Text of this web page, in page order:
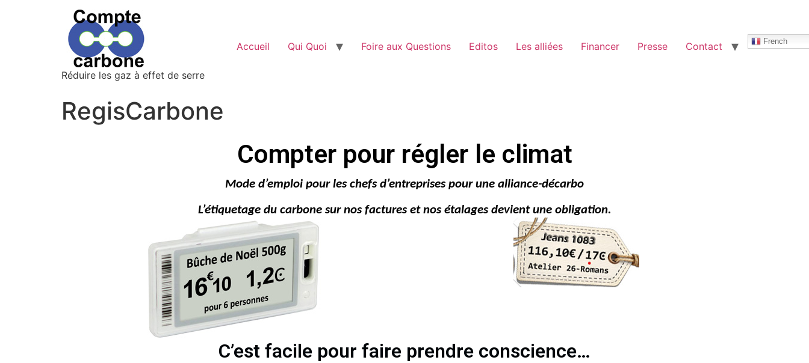
Réduire les gaz à effet de serre
Accueil Qui Quoi Foire aux Questions Editos Les alliées Financer Presse Contact French
RegisCarbone
Compter pour régler le climat
Mode d’emploi pour les chefs d’entreprises pour une alliance-décarbo
L’étiquetage du carbone sur nos factures et nos étalages devient une obligation.
C’est facile pour faire prendre conscience…